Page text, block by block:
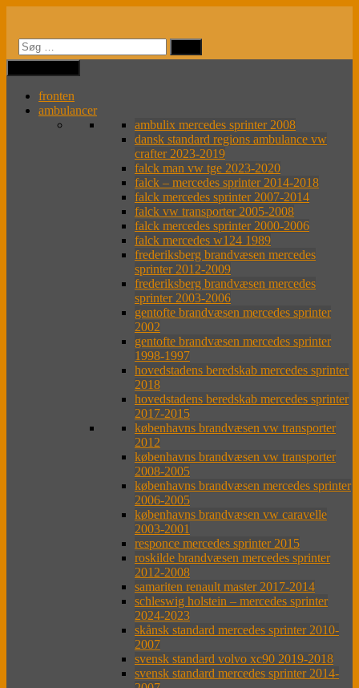
indhold
fronten
ambulancer
ambulix mercedes sprinter 2008
dansk standard regions ambulance vw
crafter 2023-2019
falck man vw tge 2023-2020
falck – mercedes sprinter 2014-2018
falck mercedes sprinter 2007-2014
falck vw transporter 2005-2008
falck mercedes sprinter 2000-2006
falck mercedes w124 1989
frederiksberg brandvæsen mercedes
sprinter 2012-2009
frederiksberg brandvæsen mercedes
sprinter 2003-2006
gentofte brandvæsen mercedes sprinter
2002
gentofte brandvæsen mercedes sprinter
1998-1997
hovedstadens beredskab mercedes sprinter
2018
hovedstadens beredskab mercedes sprinter
2017-2015
københavns brandvæsen vw transporter
2012
københavns brandvæsen vw transporter
2008-2005
københavns brandvæsen mercedes sprinter
2006-2005
københavns brandvæsen vw caravelle
2003-2001
responce mercedes sprinter 2015
roskilde brandvæsen mercedes sprinter
2012-2008
samariten renault master 2017-2014
schleswig holstein – mercedes sprinter
2024-2023
skånsk standard mercedes sprinter 2010-
2007
svensk standard volvo xc90 2019-2018
svensk standard mercedes sprinter 2014-